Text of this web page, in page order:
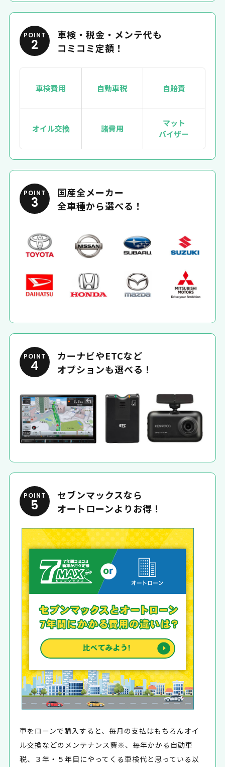
POINT
2
車検・税金・メンテ代も
コミコミ定額！
車検費用 自動車税 自賠責
オイル交換 諸費用
マット
バイザー
POINT
3
国産全メーカー
全車種から選べる！
POINT
4
カーナビやETCなど
オプションも選べる！
POINT
5
セブンマックスなら
オートローンよりお得！
車をローンで購入すると、毎月の支払はもちろんオイ
ル交換などのメンテナンス費※、毎年かかる自動車
税、３年・５年目にやってくる車検代と思っている以